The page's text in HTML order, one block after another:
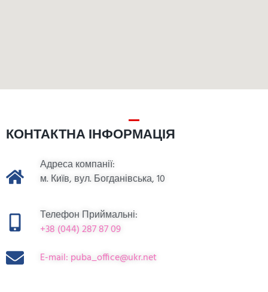
КОНТАКТНА ІНФОРМАЦІЯ
Адреса компанії:
м. Київ, вул. Богданівська, 10
Телефон Приймальні:
+38 (044) 287 87 09
E-mail: puba_office@ukr.net